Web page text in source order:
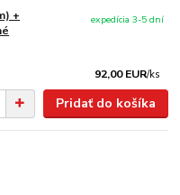
+
92,00 EUR/ks
expedícia 3-5 dní
Pridať do košíka